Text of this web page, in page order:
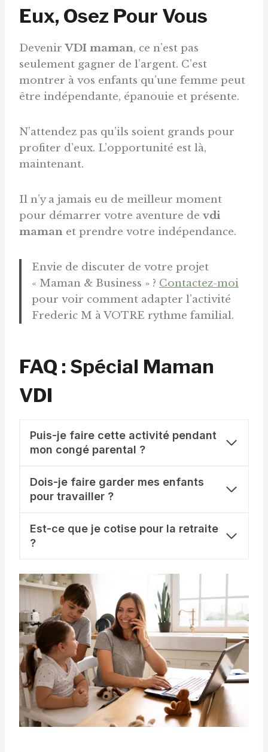
Eux, Osez Pour Vous
DevenirVDI maman, ce n’est pas
seulement gagner de l’argent. C’est
montrer à vos enfants qu’une femme peut
être indépendante, épanouie et présente.
N’attendez pas qu’ils soient grands pour
profiter d’eux. L’opportunité est là,
maintenant.
Il n’y a jamais eu de meilleur moment
pour démarrer votre aventure de vdi
maman et prendre votre indépendance.
Envie de discuter de votre projet
« Maman & Business » ? Contactez-moi
pour voir comment adapter l’activité
Frederic M à VOTRE rythme familial.
FAQ : Spécial Maman
VDI
Puis-je faire cette activité pendant
mon congé parental ?
Dois-je faire garder mes enfants
pour travailler ?
Est-ce que je cotise pour la retraite
?